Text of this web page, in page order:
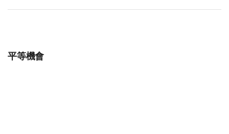
平等機會